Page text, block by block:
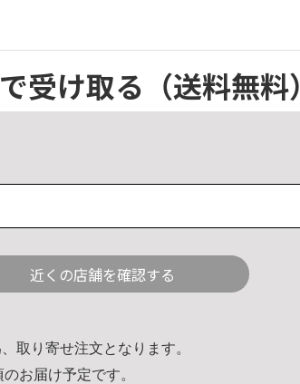
受け取る （送料無料）
近くの店舗を確認する
取り寄せ注文となります。
お届け予定です。